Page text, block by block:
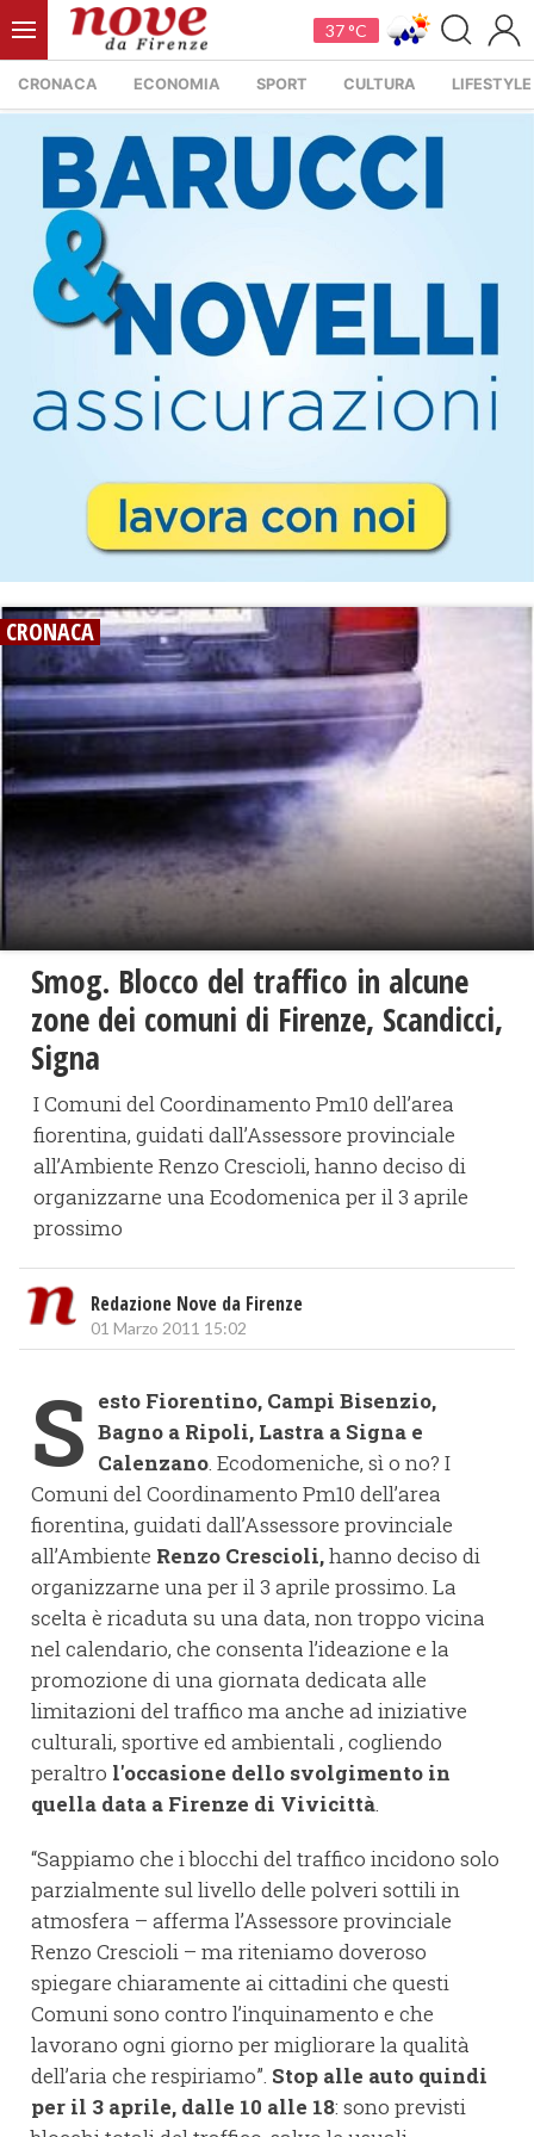
37 °C
CRONACA ECONOMIA SPORT CULTURA LIFESTYLE
CRONACA
Smog. Blocco del traffico in alcune
zone dei comuni di Firenze, Scandicci,
Signa
I Comuni del Coordinamento Pm10 dell’area
fiorentina, guidati dall’Assessore provinciale
all’Ambiente Renzo Crescioli, hanno deciso di
organizzarne una Ecodomenica per il 3 aprile
prossimo
Redazione Nove da Firenze
01 Marzo 2011 15:02
S esto Fiorentino, Campi Bisenzio,
Bagno a Ripoli, Lastra a Signa e
Calenzano. Ecodomeniche, sì o no? I
Comuni del Coordinamento Pm10 dell’area
fiorentina, guidati dall’Assessore provinciale
all’Ambiente Renzo Crescioli,hanno deciso di
organizzarne una per il 3 aprile prossimo. La
scelta è ricaduta su una data, non troppo vicina
nel calendario, che consenta l’ideazione e la
promozione di una giornata dedicata alle
limitazioni del traffico ma anche ad iniziative
culturali, sportive ed ambientali , cogliendo
peraltro l'occasione dello svolgimento in
quella data a Firenze di Vivicittà.
“Sappiamo che i blocchi del traffico incidono solo
parzialmente sul livello delle polveri sottili in
atmosfera – afferma l’Assessore provinciale
Renzo Crescioli – ma riteniamo doveroso
spiegare chiaramente ai cittadini che questi
Comuni sono contro l’inquinamento e che
lavorano ogni giorno per migliorare la qualità
dell’aria che respiriamo”. Stop alle auto quindi
per il 3 aprile, dalle 10 alle 18: sono previsti